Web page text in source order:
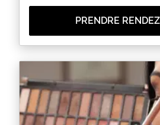
PRENDRE